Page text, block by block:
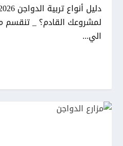
لمشروعك القادم؟ _ تنقسم
الي...